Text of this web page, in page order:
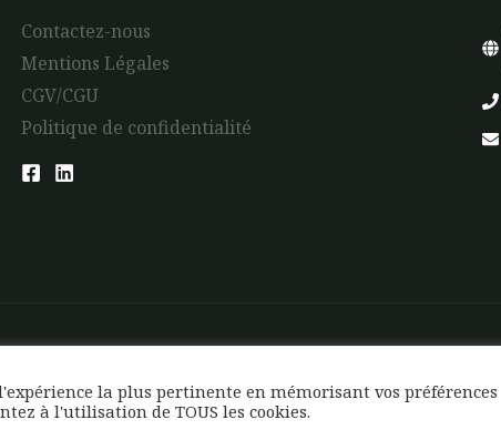
Contactez-nous
Mentions Légales
CGV/CGU
Politique de confidentialité
la plus pertinente en mémorisant vos préférences
à l'utilisation de TOUS les cookies.